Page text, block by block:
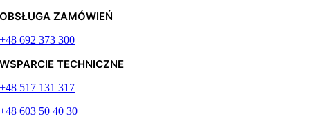
OBSŁUGA ZAMÓWIEŃ
+48 692 373 300
WSPARCIE TECHNICZNE
+48 517 131 317
+48 603 50 40 30